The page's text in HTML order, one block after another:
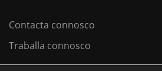
Contacta connosco
Traballa connosco